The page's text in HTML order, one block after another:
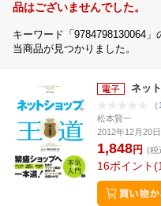
品はございませんでした。
キーワード「9784798130064
当商品が見つかりました。
ネッ
松本賢一
2012年12月20
1,848円 (税
16ポイント